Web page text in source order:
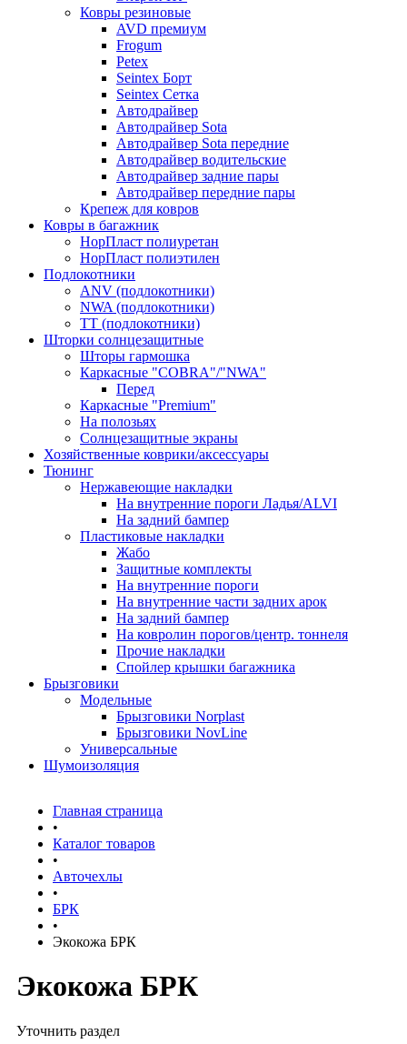
Ковры резиновые
AVD премиум
Frogum
Petex
Seintex Борт
Seintex Сетка
Автодрайвер
Автодрайвер Sota
Автодрайвер Sota передние
Автодрайвер водительские
Автодрайвер задние пары
Автодрайвер передние пары
Крепеж для ковров
Ковры в багажник
НорПласт полиуретан
НорПласт полиэтилен
Подлокотники
ANV (подлокотники)
NWA (подлокотники)
TT (подлокотники)
Шторки солнцезащитные
Шторы гармошка
Каркасные "COBRA"/"NWA"
Перед
Каркасные "Premium"
На полозьях
Солнцезащитные экраны
Хозяйственные коврики/аксессуары
Тюнинг
Нержавеющие накладки
На внутренние пороги Ладья/ALVI
На задний бампер
Пластиковые накладки
Жабо
Защитные комплекты
На внутренние пороги
На внутренние части задних арок
На задний бампер
На ковролин порогов/центр. тоннеля
Прочие накладки
Спойлер крышки багажника
Брызговики
Модельные
Брызговики Norplast
Брызговики NovLine
Универсальные
Шумоизоляция
Главная страница
•
Каталог товаров
•
Авточехлы
•
БРК
•
Экокожа БРК
Экокожа БРК
Уточнить раздел